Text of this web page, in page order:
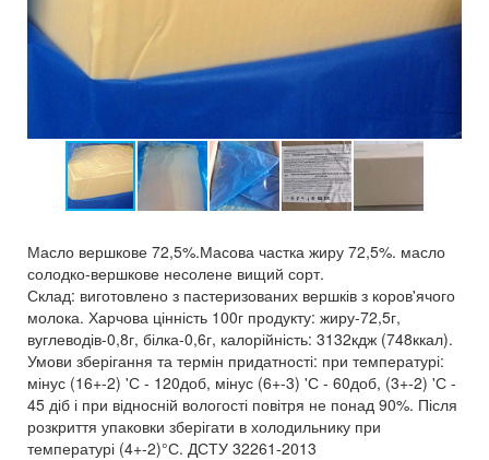
Масло вершкове 72,5%.Масова частка жиру 72,5%. масло
солодко-вершкове несолене вищий сорт.
Склад: виготовлено з пастеризованих вершків з коров'ячого
молока. Харчова цінність 100г продукту: жиру-72,5г,
вуглеводів-0,8г, білка-0,6г, калорійність: 3132кдж (748ккал).
Умови зберігання та термін придатності: при температурі:
мінус (16+-2) 'С - 120доб, мінус (6+-3) 'С - 60доб, (3+-2) 'С -
45 діб і при відносній вологості повітря не понад 90%. Після
розкриття упаковки зберігати в холодильнику при
температурі (4+-2)°С. ДСТУ 32261-2013